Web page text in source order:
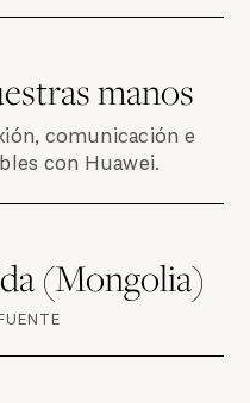
manos
comunicación e
con Huawei.
(Mongolia)